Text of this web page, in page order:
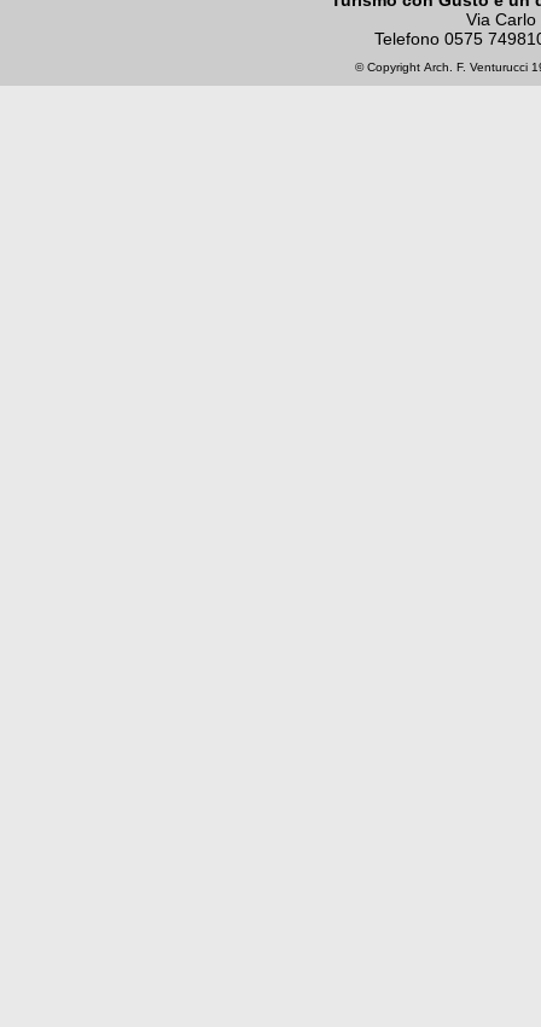
Via
Telefono 0575
© Copyright Arch. F. Venturucci